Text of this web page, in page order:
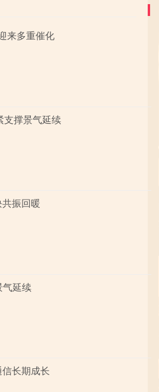
来多重催化
支撑景气延续
振回暖
气延续
长期成长